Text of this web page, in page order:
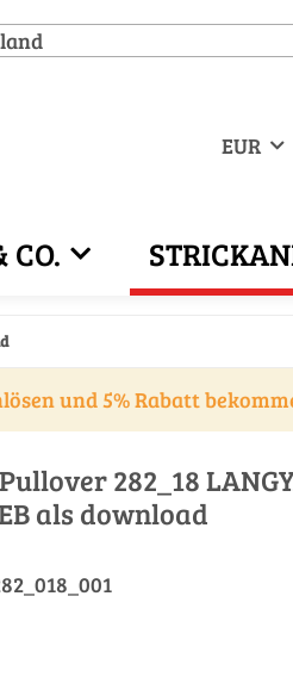
EUR
CO.
und 5% Rabatt
282_18
als download